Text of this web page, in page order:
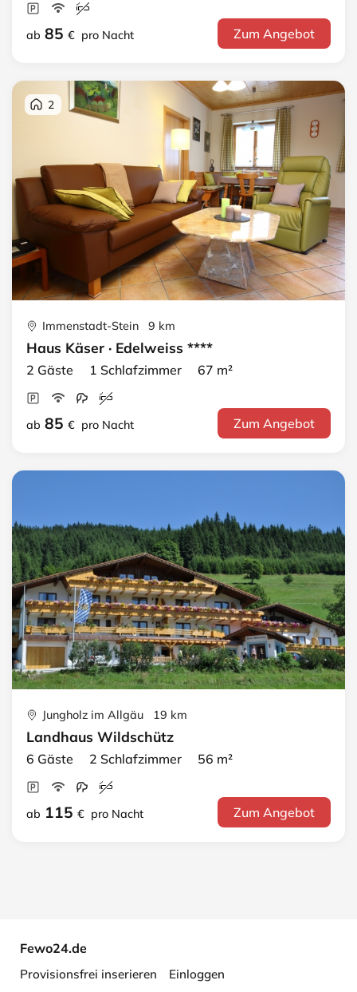
ab 85 € pro Nacht Zum Angebot
2
Immenstadt-Stein 9 km
Haus Käser · Edelweiss ****
2 Gäste 1 Schlafzimmer 67 m²
ab 85 € pro Nacht Zum Angebot
Jungholz im Allgäu 19 km
Landhaus Wildschütz
6 Gäste 2 Schlafzimmer 56 m²
ab 115 € pro Nacht Zum Angebot
Fewo24.de
Provisionsfrei inserieren
Einloggen